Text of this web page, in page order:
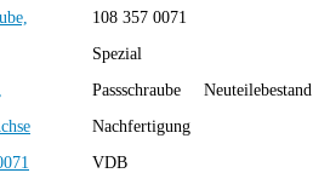
108 357 0071
Spezial
Passschraube
Nachfertigung
VDB
Neuteilebestand